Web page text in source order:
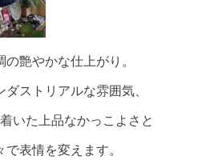
の艶やかな仕上がり。
ダストリアルな雰囲気、
いた上品なかっこよさと
で表情を変えます。